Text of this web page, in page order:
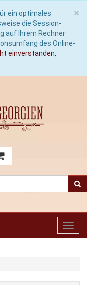
×
ein optimales
die Session-
auf Ihrem Rechner
des Online-
einverstanden,